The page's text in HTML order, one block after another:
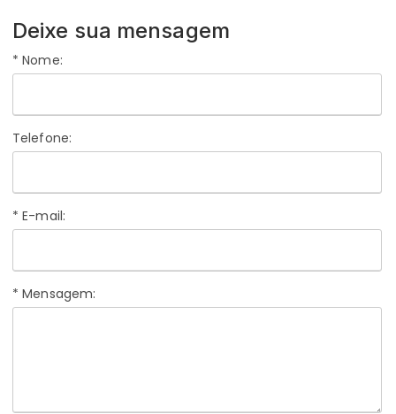
Deixe sua mensagem
* Nome:
Telefone:
* E-mail:
* Mensagem: